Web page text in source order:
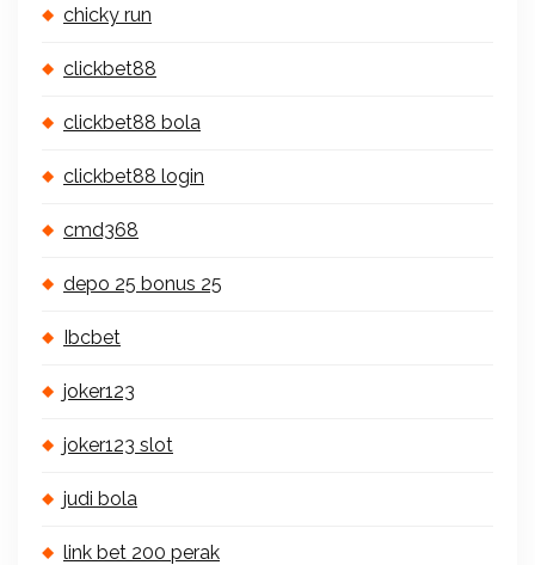
chicky run
clickbet88
clickbet88 bola
clickbet88 login
cmd368
depo 25 bonus 25
Ibcbet
joker123
joker123 slot
judi bola
link bet 200 perak